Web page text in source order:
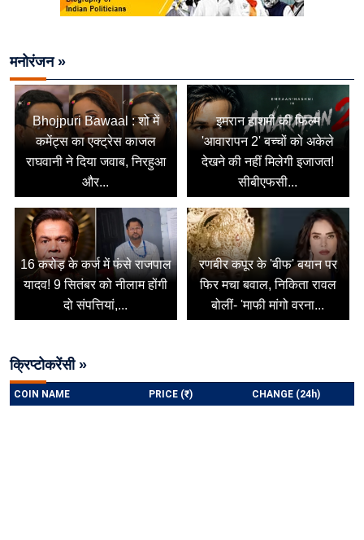
मनोरंजन »
Bhojpuri Bawaal : शो में
कमेंट्स का एक्ट्रेस काजल
राघवानी ने दिया जवाब, निरहुआ
और...
इमरान हाशमी की फिल्म
'आवारापन 2' बच्चों को अकेले
देखने की नहीं मिलेगी इजाजत!
सीबीएफसी...
16 करोड़ के कर्ज में फंसे राजपाल
यादव! 9 सितंबर को नीलाम होंगी
दो संपत्तियां,...
रणबीर कपूर के 'बीफ' बयान पर
फिर मचा बवाल, निकिता रावल
बोलीं- 'माफी मांगो वरना...
क्रिप्टोकरेंसी »